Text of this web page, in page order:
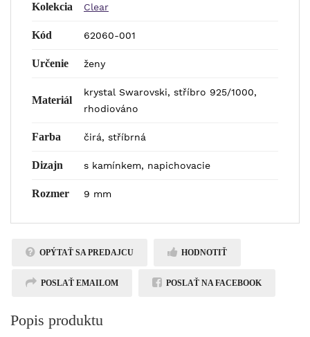
Kolekcia Clear
Kód 62060-001
Určenie ženy
Materiál
krystal Swarovski, stříbro 925/1000,
rhodiováno
Farba čirá, stříbrná
Dizajn s kamínkem, napichovacie
Rozmer 9 mm
OPÝTAŤ SA PREDAJCU HODNOTIŤ
POSLAŤ EMAILOM POSLAŤ NA FACEBOOK
Popis produktu